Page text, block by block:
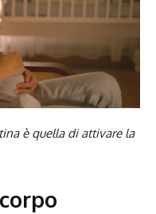
è quella di attivare la